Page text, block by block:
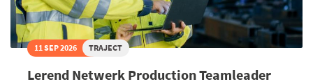
11 SEP 2026 TRAJECT
Lerend Netwerk Production Teamleader